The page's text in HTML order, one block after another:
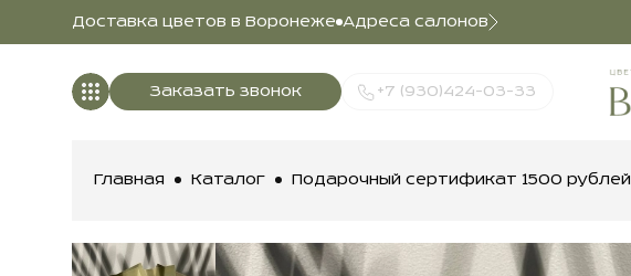
Доставка цветов в Воронеже Адреса салонов
Заказать звонок +7 (930)424-03-33
Главная Каталог Подарочный сертификат 1500 рублей